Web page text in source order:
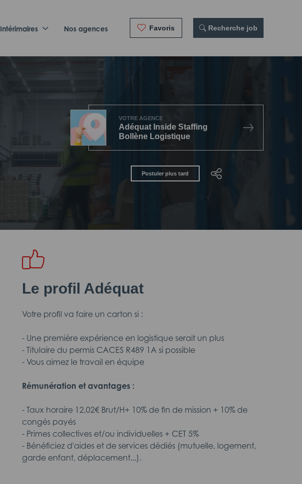
Intérimaires Nos agences Favoris Recherche job
VOTRE AGENCE
Adéquat Inside Staffing
Bollène Logistique
Postuler plus tard
Le profil Adéquat
Votre profil va faire un carton si :
- Une première expérience en logistique serait un plus
- Titulaire du permis CACES R489 1A si possible
- Vous aimez le travail en équipe
Rémunération et avantages :
- Taux horaire 12,02€ Brut/H+ 10% de fin de mission + 10% de
congés payés
- Primes collectives et/ou individuelles + CET 5%
- Bénéficiez d'aides et de services dédiés (mutuelle, logement,
garde enfant, déplacement...).